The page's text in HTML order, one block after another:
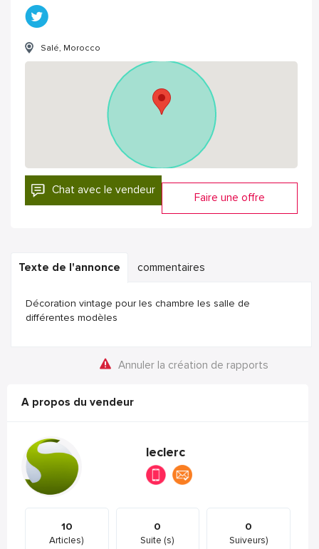
Salé, Morocco
Chat avec le vendeur
Faire une offre
Texte de l'annonce commentaires
Décoration vintage pour les chambre les salle de
différentes modèles
Annuler la création de rapports
A propos du vendeur
leclerc
10
Articles)
0
Suite (s)
0
Suiveurs)